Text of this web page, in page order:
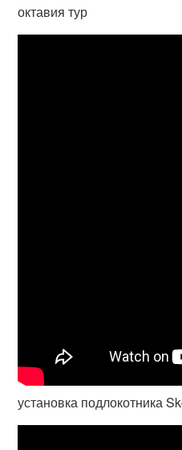
октавия тур
установка подлокотника